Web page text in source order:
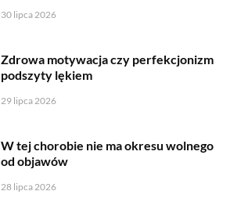
30 lipca 2026
Zdrowa motywacja czy perfekcjonizm
podszyty lękiem
29 lipca 2026
W tej chorobie nie ma okresu wolnego
od objawów
28 lipca 2026